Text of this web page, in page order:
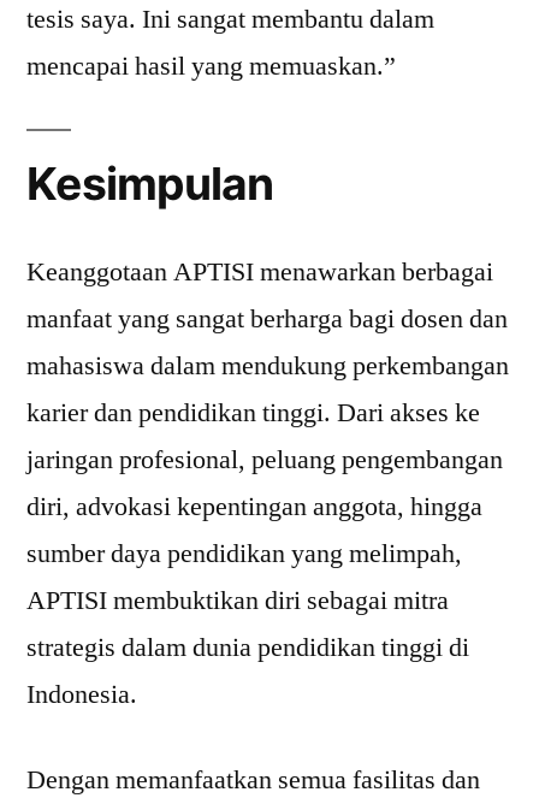
tesis saya. Ini sangat membantu dalam
mencapai hasil yang memuaskan.”
Kesimpulan
Keanggotaan APTISI menawarkan berbagai
manfaat yang sangat berharga bagi dosen dan
mahasiswa dalam mendukung perkembangan
karier dan pendidikan tinggi. Dari akses ke
jaringan profesional, peluang pengembangan
diri, advokasi kepentingan anggota, hingga
sumber daya pendidikan yang melimpah,
APTISI membuktikan diri sebagai mitra
strategis dalam dunia pendidikan tinggi di
Indonesia.
Dengan memanfaatkan semua fasilitas dan